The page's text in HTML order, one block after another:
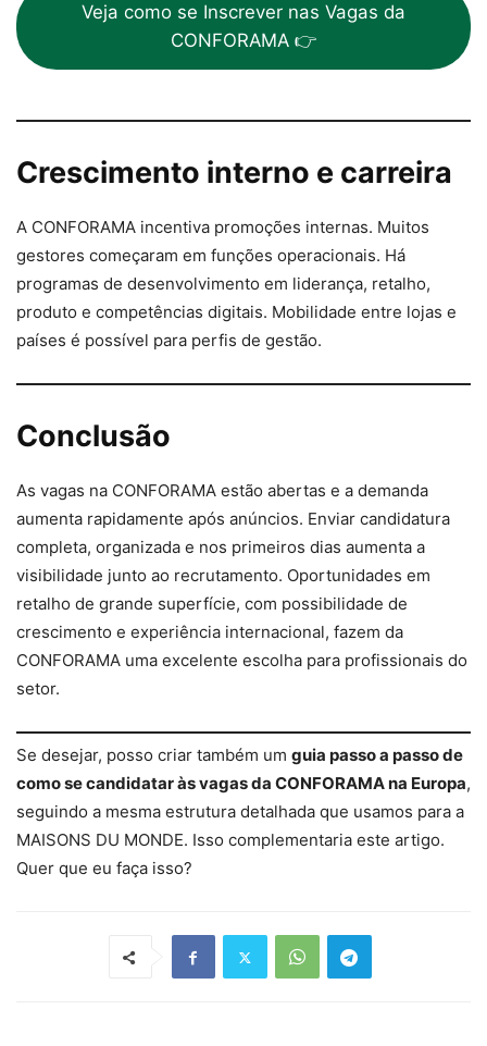
Veja como se Inscrever nas Vagas da
CONFORAMA 👉
Crescimento interno e carreira
A CONFORAMA incentiva promoções internas. Muitos
gestores começaram em funções operacionais. Há
programas de desenvolvimento em liderança, retalho,
produto e competências digitais. Mobilidade entre lojas e
países é possível para perfis de gestão.
Conclusão
As vagas na CONFORAMA estão abertas e a demanda
aumenta rapidamente após anúncios. Enviar candidatura
completa, organizada e nos primeiros dias aumenta a
visibilidade junto ao recrutamento. Oportunidades em
retalho de grande superfície, com possibilidade de
crescimento e experiência internacional, fazem da
CONFORAMA uma excelente escolha para profissionais do
setor.
Se desejar, posso criar também um guia passo a passo de
como se candidatar às vagas da CONFORAMA na Europa,
seguindo a mesma estrutura detalhada que usamos para a
MAISONS DU MONDE. Isso complementaria este artigo.
Quer que eu faça isso?